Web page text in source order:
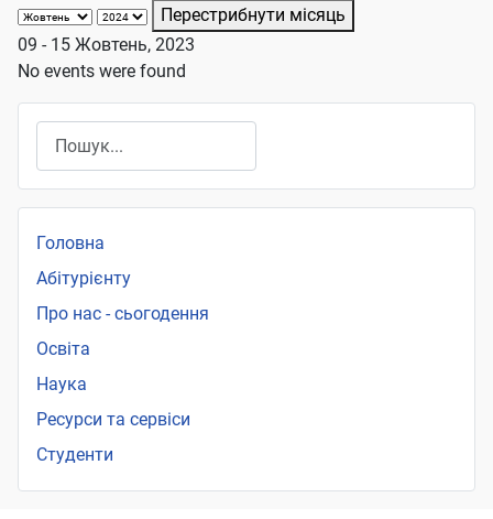
Перестрибнути місяць
09 - 15 Жовтень, 2023
No events were found
Головна
Абітурієнту
Про нас - сьогодення
Освіта
Наука
Ресурси та сервіси
Студенти